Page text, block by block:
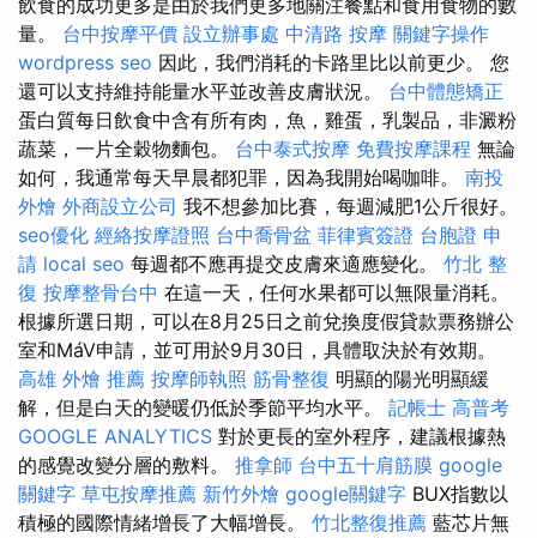
飲食的成功更多是由於我們更多地關注餐點和食用食物的數
量。 台中按摩平價 設立辦事處 中清路 按摩 關鍵字操作
wordpress seo 因此，我們消耗的卡路里比以前更少。 您
還可以支持維持能量水平並改善皮膚狀況。 台中體態矯正
蛋白質每日飲食中含有所有肉，魚，雞蛋，乳製品，非澱粉
蔬菜，一片全穀物麵包。 台中泰式按摩 免費按摩課程 無論
如何，我通常每天早晨都犯罪，因為我開始喝咖啡。 南投
外燴 外商設立公司 我不想參加比賽，每週減肥1公斤很好。
seo優化 經絡按摩證照 台中喬骨盆 菲律賓簽證 台胞證 申
請 local seo 每週都不應再提交皮膚來適應變化。 竹北 整
復 按摩整骨台中 在這一天，任何水果都可以無限量消耗。
根據所選日期，可以在8月25日之前兌換度假貸款票務辦公
室和MáV申請，並可用於9月30日，具體取決於有效期。
高雄 外燴 推薦 按摩師執照 筋骨整復 明顯的陽光明顯緩
解，但是白天的變暖仍低於季節平均水平。 記帳士 高普考
GOOGLE ANALYTICS 對於更長的室外程序，建議根據熱
的感覺改變分層的敷料。 推拿師 台中五十肩筋膜 google
關鍵字 草屯按摩推薦 新竹外燴 google關鍵字 BUX指數以
積極的國際情緒增長了大幅增長。 竹北整復推薦 藍芯片無